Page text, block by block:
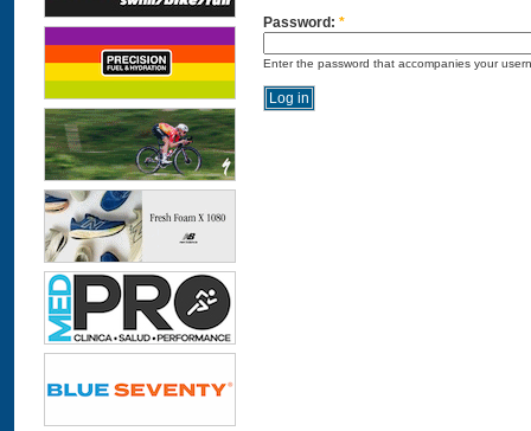
Password: *
Enter the password that accompanies your